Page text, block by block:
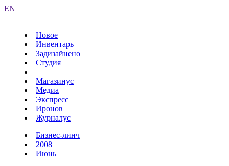
EN
Новое
Инвентарь
Задизайнено
Студия
Магазинус
Медиа
Экспресс
Иронов
Журналус
Бизнес-линч
2008
Июнь